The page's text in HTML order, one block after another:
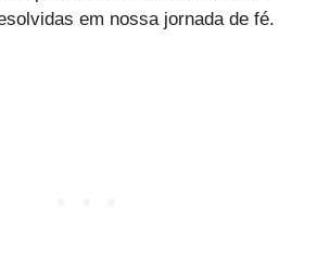
em nossa jornada de fé.